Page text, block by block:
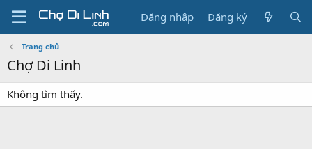
Đăng nhập Đăng ký
Trang chủ
Chợ Di Linh
Không tìm thấy.